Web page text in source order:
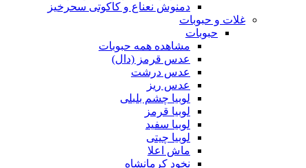
دمنوش نعناع و کاکوتی سحرخیز
غلات و حبوبات
حبوبات
مشاهده همه حبوبات
عدس قرمز (دال)
عدس درشت
عدس ریز
لوبیا چشم بلبلی
لوبیا قرمز
لوبیا سفید
لوبیا چیتی
ماش اعلا
نخود کرمانشاه